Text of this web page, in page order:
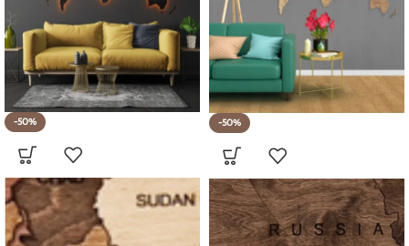
-50% -50%